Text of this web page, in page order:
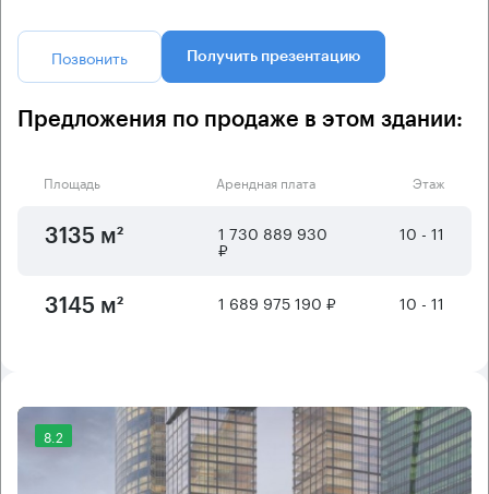
Позвонить Получить презентацию
Предложения по продаже в этом здании:
Площадь Арендная плата Этаж
3135 м² 1 730 889 930
₽
10 - 11
3145 м² 1 689 975 190 ₽ 10 - 11
8.2